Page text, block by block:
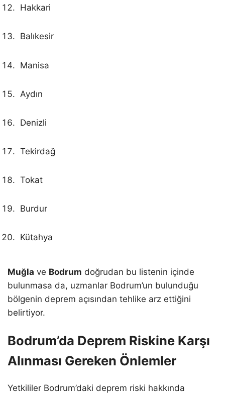
Hakkari
Balıkesir
Manisa
Aydın
Denizli
Tekirdağ
Tokat
Burdur
Kütahya
Muğla ve Bodrum doğrudan bu listenin içinde
bulunmasa da, uzmanlar Bodrum’un bulunduğu
bölgenin deprem açısından tehlike arz ettiğini
belirtiyor.
Bodrum’da Deprem Riskine Karşı
Alınması Gereken Önlemler
Yetkililer Bodrum’daki deprem riski hakkında